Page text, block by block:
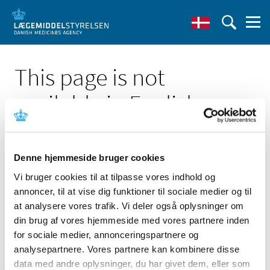
Denne hjemmeside bruger cookies
Vi bruger cookies til at tilpasse vores indhold og
annoncer, til at vise dig funktioner til sociale medier og til
at analysere vores trafik. Vi deler også oplysninger om
din brug af vores hjemmeside med vores partnere inden
for sociale medier, annonceringspartnere og
analysepartnere. Vores partnere kan kombinere disse
data med andre oplysninger, du har givet dem, eller som
This page is not
available in English
Click here to see the Danish page 'Sony LMD-1951MD'
Go to English frontpage